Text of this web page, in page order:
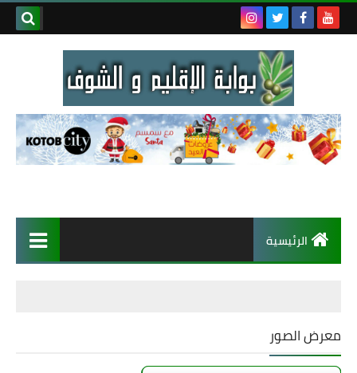
الرئيسية
معرض الصور